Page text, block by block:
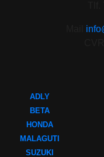
ADLY
BETA
HONDA
MALAGUTI
SUZUKI